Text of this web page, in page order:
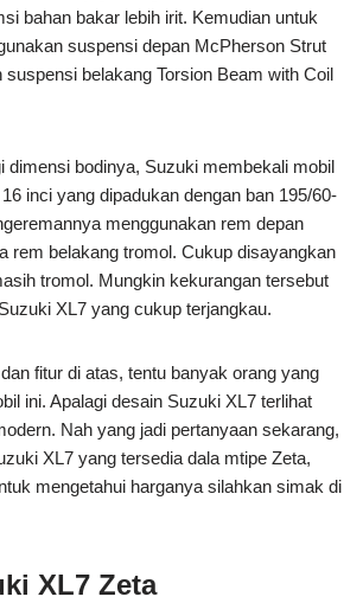
bahan bakar lebih irit. Kemudian untuk
suspensi depan McPherson Strut
suspensi belakang Torsion Beam with Coil
dimensi bodinya, Suzuki membekali mobil
inci yang dipadukan dengan ban 195/60-
menggunakan rem depan
rem belakang tromol. Cukup disayangkan
tromol. Mungkin kekurangan tersebut
XL7 yang cukup terjangkau.
fitur di atas, tentu banyak orang yang
ini. Apalagi desain Suzuki XL7 terlihat
Nah yang jadi pertanyaan sekarang,
XL7 yang tersedia dala mtipe Zeta,
mengetahui harganya silahkan simak di
XL7 Zeta